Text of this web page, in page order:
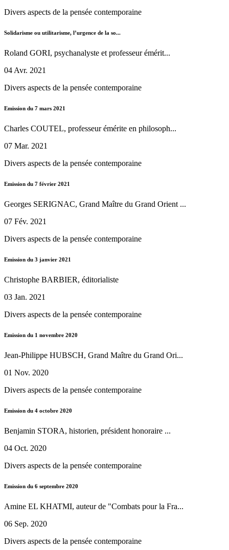
Divers aspects de la pensée contemporaine
Solidarisme ou utilitarisme, l’urgence de la so...
Roland GORI, psychanalyste et professeur émérit...
04 Avr. 2021
Divers aspects de la pensée contemporaine
Emission du 7 mars 2021
Charles COUTEL, professeur émérite en philosoph...
07 Mar. 2021
Divers aspects de la pensée contemporaine
Emission du 7 février 2021
Georges SERIGNAC, Grand Maître du Grand Orient ...
07 Fév. 2021
Divers aspects de la pensée contemporaine
Emission du 3 janvier 2021
Christophe BARBIER, éditorialiste
03 Jan. 2021
Divers aspects de la pensée contemporaine
Emission du 1 novembre 2020
Jean-Philippe HUBSCH, Grand Maître du Grand Ori...
01 Nov. 2020
Divers aspects de la pensée contemporaine
Emission du 4 octobre 2020
Benjamin STORA, historien, président honoraire ...
04 Oct. 2020
Divers aspects de la pensée contemporaine
Emission du 6 septembre 2020
Amine EL KHATMI, auteur de "Combats pour la Fra...
06 Sep. 2020
Divers aspects de la pensée contemporaine